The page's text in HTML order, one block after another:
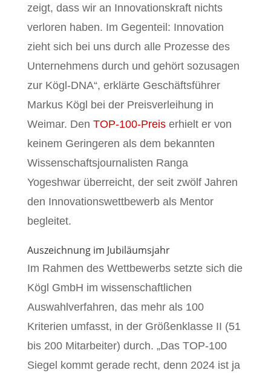
zeigt, dass wir an Innovationskraft nichts
verloren haben. Im Gegenteil: Innovation
zieht sich bei uns durch alle Prozesse des
Unternehmens durch und gehört sozusagen
zur Kögl-DNA“, erklärte Geschäftsführer
Markus Kögl bei der Preisverleihung in
Weimar. Den TOP-100-Preiserhielt er von
keinem Geringeren als dem bekannten
Wissenschaftsjournalisten Ranga
Yogeshwar überreicht, der seit zwölf Jahren
den Innovationswettbewerb als Mentor
begleitet.
Auszeichnung im Jubiläumsjahr
Im Rahmen des Wettbewerbs setzte sich die
Kögl GmbH im wissenschaftlichen
Auswahlverfahren, das mehr als 100
Kriterien umfasst, in der Größenklasse II (51
bis 200 Mitarbeiter) durch. „Das TOP-100
Siegel kommt gerade recht, denn 2024 ist ja